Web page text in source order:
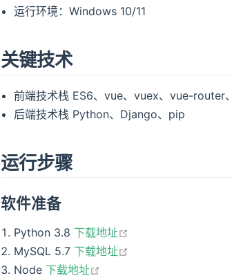
运行环境：Windows 10/11
关键技术
前端技术栈 ES6、vue、vuex、vue-router
后端技术栈 Python、Django、pip
运行步骤
软件准备
Python 3.8下载地址
MySQL 5.7下载地址
Node下载地址